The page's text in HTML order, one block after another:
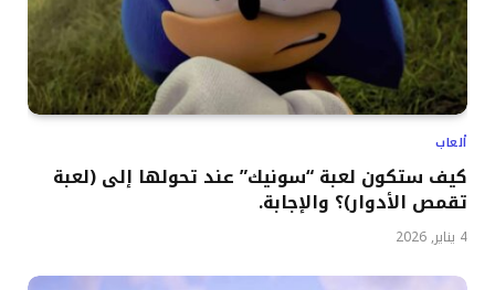
ألعاب
كيف ستكون لعبة “سونيك” عند تحولها إلى (لعبة
تقمص الأدوار)؟ والإجابة.
4 يناير, 2026